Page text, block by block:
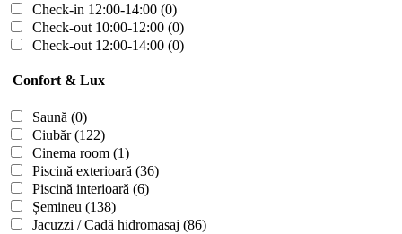
Check-in 12:00-14:00 (0)
Check-out 10:00-12:00 (0)
Check-out 12:00-14:00 (0)
Confort & Lux
Saună (0)
Ciubăr(122)
Cinema room (1)
Piscină exterioară (36)
Piscină interioară (6)
Șemineu (138)
Jacuzzi / Cadă hidromasaj (86)